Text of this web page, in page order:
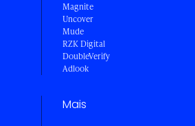
Magnite
Uncover
Mude
RZK Digital
DoubleVerify
Adlook
Mais